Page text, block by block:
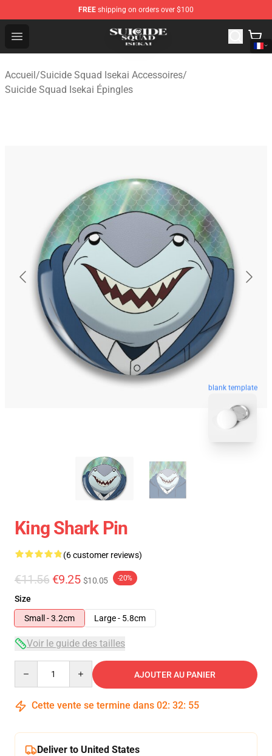
FREE shipping on orders over $100
Open menu
Suicide Squad Isekai Store - Official Suicide Squad
Accueil/Suicide Squad Isekai Accessoires/
Suicide Squad Isekai Épingles
blank template
King Shark Pin
(6 customer reviews)
€11.56 €9.25 $10.05 -20%
Size
Small - 3.2cm
Large - 5.8cm
Voir le guide des tailles
AJOUTER AU PANIER
Cette vente se termine dans 02: 32: 54
Deliver to United States